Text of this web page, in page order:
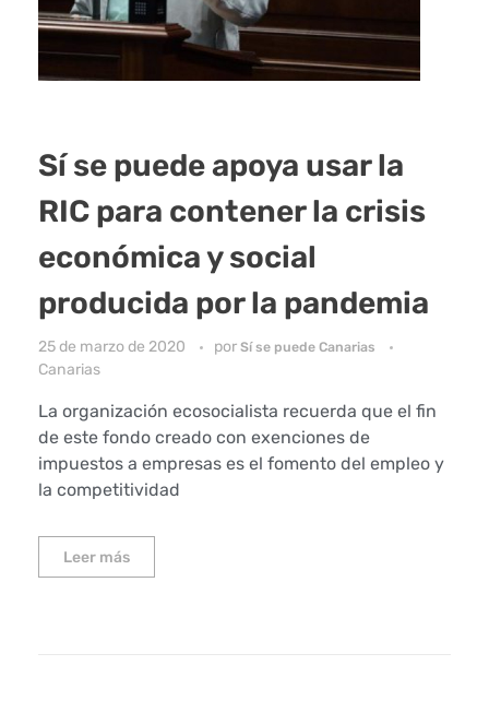
Sí se puede apoya usar la
RIC para contener la crisis
económica y social
producida por la pandemia
25 de marzo de 2020 por Sí se puede Canarias
Canarias
La organización ecosocialista recuerda que el fin
de este fondo creado con exenciones de
impuestos a empresas es el fomento del empleo y
la competitividad
Leer más